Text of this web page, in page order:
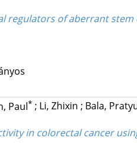
of aberrant
Paul* ; Li, Zhixin ; Bala,
in colorectal cancer